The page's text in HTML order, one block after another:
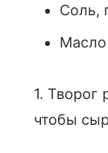
Соль,
1. Творог
чтобы